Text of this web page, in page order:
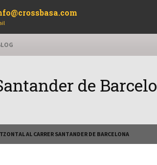
de
AL CARRER SANTANDER DE BARCELONA